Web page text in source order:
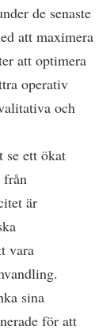
de senaste
att maximera
att optimera
operativ
och
se ett ökat
från
är
vara
sina
för att